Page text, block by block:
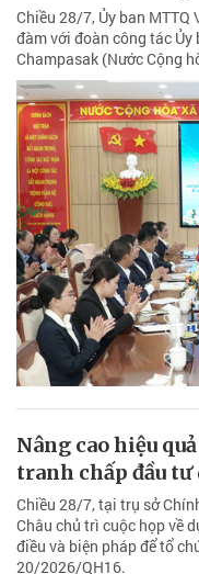
Chiều 28/7, Ủy ban
đàm với đoàn công tác
Champasak (Nước Cộng
Nâng cao hiệu
tranh chấp đầu tư
Chiều 28/7, tại trụ sở
Châu chủ trì cuộc họp về
điều và biện pháp để tổ
20/2026/QH16.